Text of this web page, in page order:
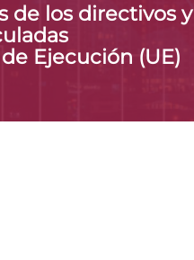
de los directivos y
Ejecución (UE)